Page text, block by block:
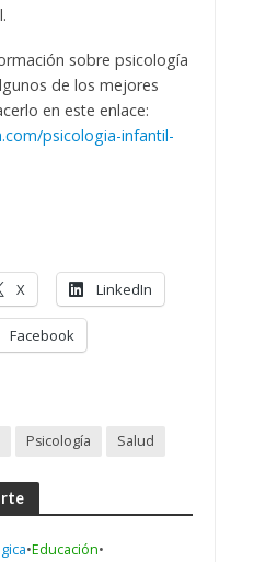
sobre psicología
de los mejores
en este enlace:
psicologia-infantil-
X LinkedIn
Facebook
Psicología Salud
•Educación•